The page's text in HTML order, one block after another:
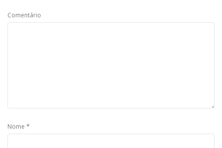
Comentário
Nome *